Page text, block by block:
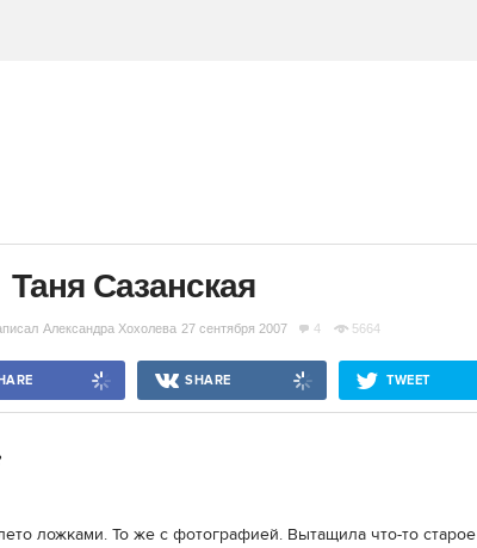
Таня Сазанская
Александра Хохолева 27 сентября 2007 4 5664
SHARE TWEET
ложками. То же с фотографией. Вытащила что-то старое